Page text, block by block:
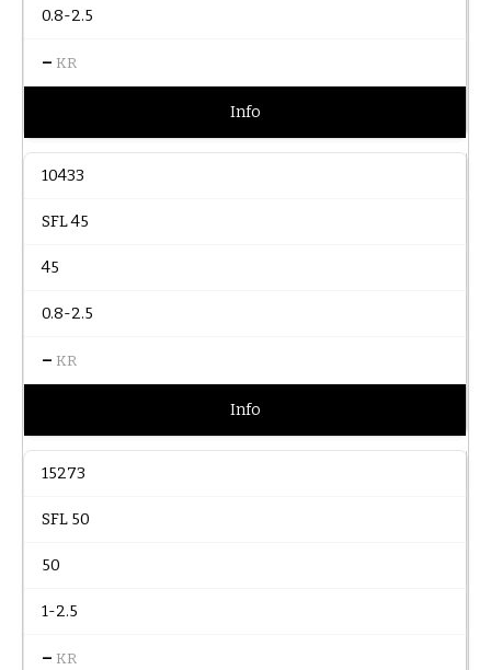
0.8-2.5
– KR
Info
10433
SFL 45
45
0.8-2.5
– KR
Info
15273
SFL 50
50
1-2.5
– KR